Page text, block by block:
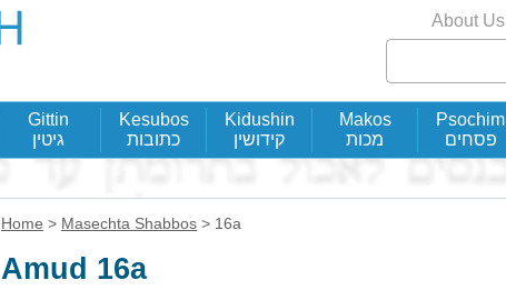
About Us
Gittin
גיטין
Kesubos
כתובות
Kidushin
קידושין
Makos
מכות
Psochim
פסחים
Home > Masechta Shabbos > 16a
Amud 16a